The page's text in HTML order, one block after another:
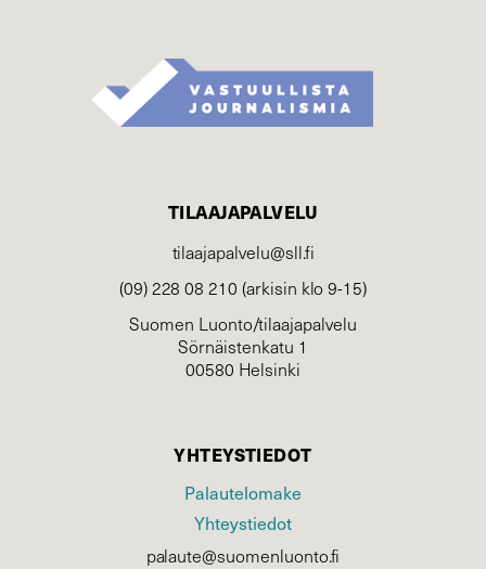
TILAAJAPALVELU
tilaajapalvelu@sll.fi
(09) 228 08 210 (arkisin klo 9-15)
Suomen Luonto/tilaajapalvelu
Sörnäistenkatu 1
00580 Helsinki
YHTEYSTIEDOT
Palautelomake
Yhteystiedot
palaute@suomenluonto.fi